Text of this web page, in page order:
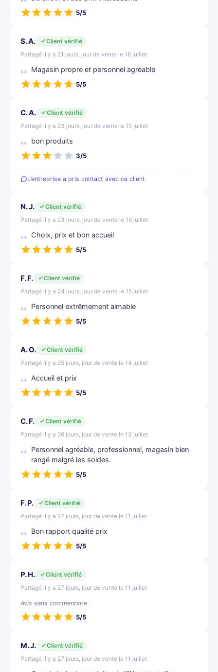
5/5
S. A.
Client vérifié
Partagé il y a 21 jours, jour de vente le 18 juillet
Magasin propre et personnel agréable
5/5
C. A.
Client vérifié
Partagé il y a 23 jours, jour de vente le 15 juillet
bon produits
3/5
L’entreprise a pris contact avec ce client
N. J.
Client vérifié
Partagé il y a 23 jours, jour de vente le 16 juillet
Choix, prix et bon accueil
5/5
F. F.
Client vérifié
Partagé il y a 24 jours, jour de vente le 15 juillet
Personnel extrêmement aimable
5/5
A. O.
Client vérifié
Partagé il y a 25 jours, jour de vente le 14 juillet
Accueil et prix
5/5
C. F.
Client vérifié
Partagé il y a 26 jours, jour de vente le 13 juillet
Personnel agréable, professionnel, magasin bien
rangé malgré les soldes.
5/5
F. P.
Client vérifié
Partagé il y a 27 jours, jour de vente le 11 juillet
Bon rapport qualité prix
5/5
P. H.
Client vérifié
Partagé il y a 27 jours, jour de vente le 11 juillet
Avis sans commentaire
5/5
M. J.
Client vérifié
Partagé il y a 27 jours, jour de vente le 11 juillet